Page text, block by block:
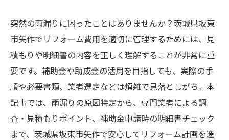
突然の雨漏りに困ったことはありませんか？茨城県坂東
市矢作でリフォーム費用を適切に管理するためには、見
積もりや明細書の内容を正しく理解することが非常に重
要です。補助金や助成金の活用を目指しても、実際の手
順や必要書類、業者選定などは煩雑で見落としがち。本
記事では、雨漏りの原因特定から、専門業者による調
査・見積もりポイント、補助金申請時の明細書チェック
まで、茨城県坂東市矢作で安心してリフォーム計画を進